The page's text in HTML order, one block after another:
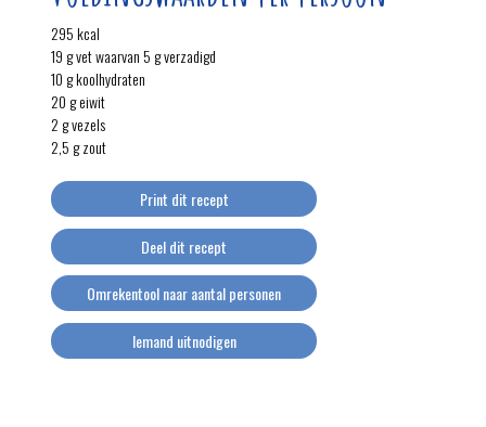
295 kcal
19 g vet waarvan 5 g verzadigd
10 g koolhydraten
20 g eiwit
2 g vezels
2,5 g zout
Print dit recept
Deel dit recept
Omrekentool naar aantal personen
Iemand uitnodigen